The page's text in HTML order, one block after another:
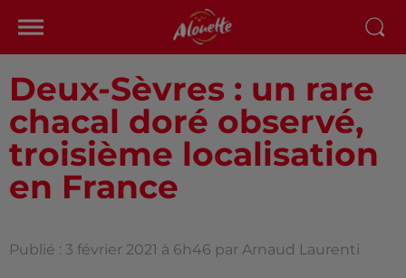
Deux-Sèvres : un rare
chacal doré observé,
troisième localisation
en France
Publié : 3 février 2021 à 6h46 par Arnaud Laurenti